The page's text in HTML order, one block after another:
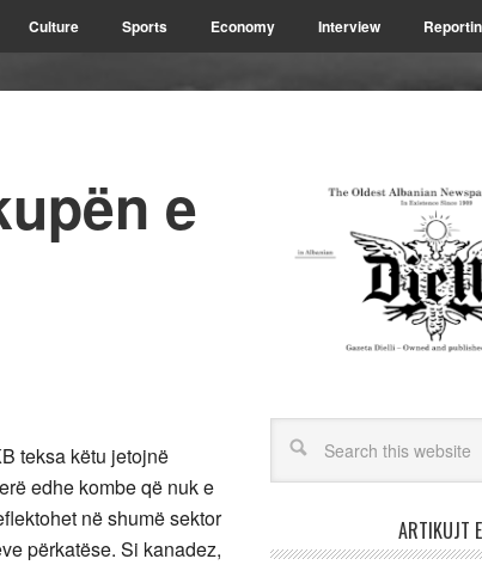
Culture Sports Economy Interview
e
teksa këtu jetojnë
edhe kombe që nuk e
në shumë sektor
përkatëse. Si kanadez,
ARTIKUJT